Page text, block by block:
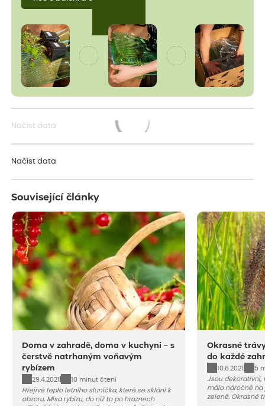
Načíst data
Načíst data
Související články
Doma v zahradě, doma v kuchyni – s
čerstvě natrhaným voňavým
rybízem
29.4.2021
10 minut čtení
Hřejivé teplo letního sluníčka, které se sklání k
obzoru. Mísa rybízu, do níž to po hroznech
Okrasné
do každé
10.6.2021
5
Jsou dekorativní,
málo náročné na
zelené. Okrasné